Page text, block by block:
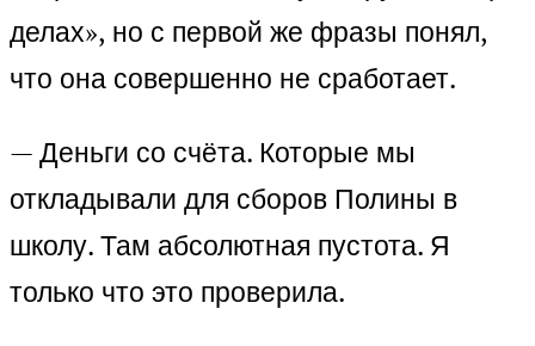
делах», но с первой же фразы понял,
что она совершенно не сработает.
— Деньги со счёта. Которые мы
откладывали для сборов Полины в
школу. Там абсолютная пустота. Я
только что это проверила.